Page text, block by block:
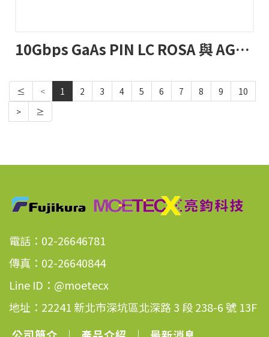
10Gbps GaAs PIN LC ROSA 與 AGC 前級放大器
≤ < 1 2 3 4 5 6 7 8 9
10
>
≥
電話：02-26646781
傳真：02-26640844
Line ID：@moetecx
地址：22241 新北市深坑區北深路 3 段 238-6 號 13F